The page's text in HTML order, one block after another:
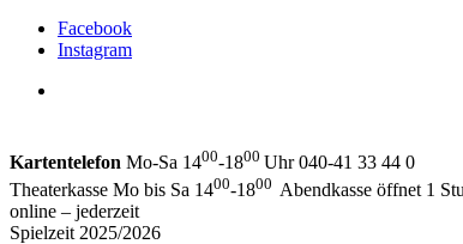
Facebook
Instagram
Kartentelefon Mo-Sa 1400-1800 Uhr 040-41 33 44 0
Theaterkasse Mo bis Sa 1400-1800 Abendkasse öffnet 1
online – jederzeit
Spielzeit 2025/2026